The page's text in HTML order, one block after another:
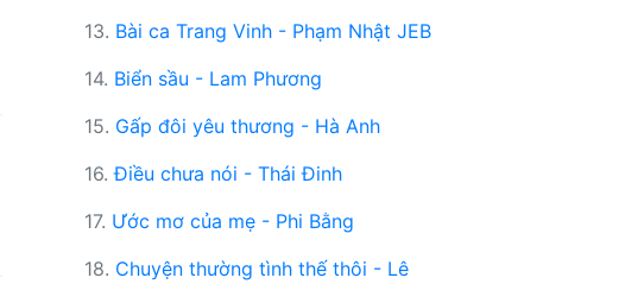
13. Bài ca Trang Vinh - Phạm Nhật JEB
14. Biển sầu - Lam Phương
15. Gấp đôi yêu thương - Hà Anh
16.Điều chưa nói - Thái Đinh
17. Ước mơ của mẹ - Phi Bằng
18. Chuyện thường tình thế thôi - Lê